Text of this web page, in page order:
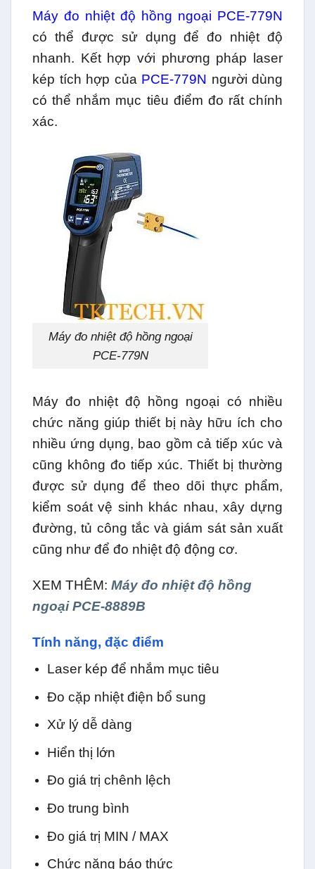
Máy đo nhiệt độ hồng ngoại PCE-779N
có thể được sử dụng để đo nhiệt độ
nhanh. Kết hợp với phương pháp laser
kép tích hợp của PCE-779N người dùng
có thể nhắm mục tiêu điểm đo rất chính
xác.
Máy đo nhiệt độ hồng ngoại
PCE-779N
Máy đo nhiệt độ hồng ngoại có nhiều
chức năng giúp thiết bị này hữu ích cho
nhiều ứng dụng, bao gồm cả tiếp xúc và
cũng không đo tiếp xúc. Thiết bị thường
được sử dụng để theo dõi thực phẩm,
kiểm soát vệ sinh khác nhau, xây dựng
đường, tủ công tắc và giám sát sản xuất
cũng như để đo nhiệt độ động cơ.
XEM THÊM: Máy đo nhiệt độ hồng
ngoại PCE-8889B
Tính năng, đặc điểm
Laser kép để nhắm mục tiêu
Đo cặp nhiệt điện bổ sung
Xử lý dễ dàng
Hiển thị lớn
Đo giá trị chênh lệch
Đo trung bình
Đo giá trị MIN / MAX
Chức năng báo thức